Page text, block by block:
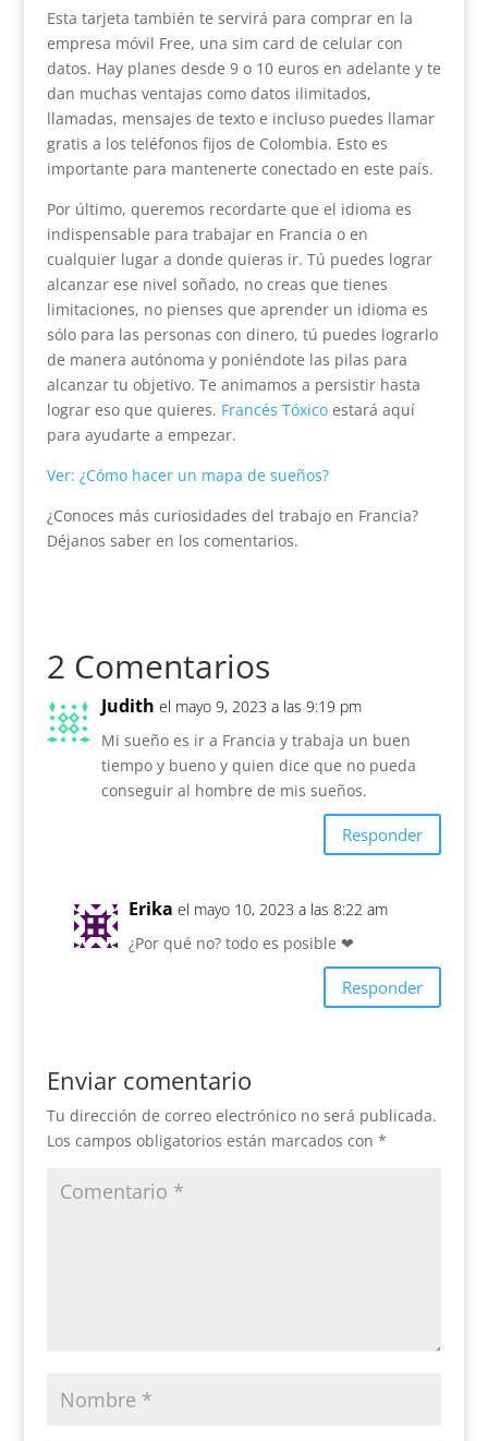
Esta tarjeta también te servirá para comprar en la
empresa móvil Free, una sim card de celular con
datos. Hay planes desde 9 o 10 euros en adelante y te
dan muchas ventajas como datos ilimitados,
llamadas, mensajes de texto e incluso puedes llamar
gratis a los teléfonos fijos de Colombia. Esto es
importante para mantenerte conectado en este país.
Por último, queremos recordarte que el idioma es
indispensable para trabajar en Francia o en
cualquier lugar a donde quieras ir. Tú puedes lograr
alcanzar ese nivel soñado, no creas que tienes
limitaciones, no pienses que aprender un idioma es
sólo para las personas con dinero, tú puedes lograrlo
de manera autónoma y poniéndote las pilas para
alcanzar tu objetivo. Te animamos a persistir hasta
lograr eso que quieres. Francés Tóxicoestará aquí
para ayudarte a empezar.
Ver: ¿Cómo hacer un mapa de sueños?
¿Conoces más curiosidades del trabajo en Francia?
Déjanos saber en los comentarios.
2 Comentarios
Judith el mayo 9, 2023 a las 9:19 pm
Mi sueño es ir a Francia y trabaja un buen
tiempo y bueno y quien dice que no pueda
conseguir al hombre de mis sueños.
Responder
Erika el mayo 10, 2023 a las 8:22 am
¿Por qué no? todo es posible ❤
Responder
Enviar comentario
Tu dirección de correo electrónico no será publicada.
Los campos obligatorios están marcados con *